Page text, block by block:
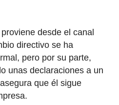
desde el canal
directivo se ha
pero por su parte,
unas declaraciones a un
que él sigue